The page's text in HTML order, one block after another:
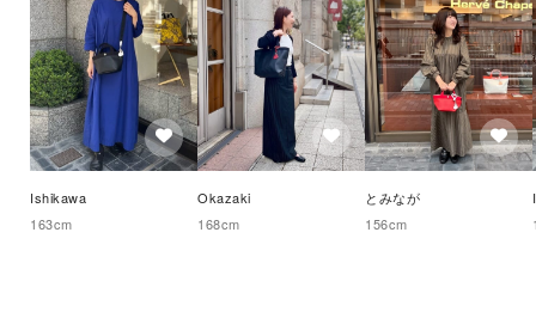
Ishikawa
163cm
Okazaki
168cm
とみなが
156cm